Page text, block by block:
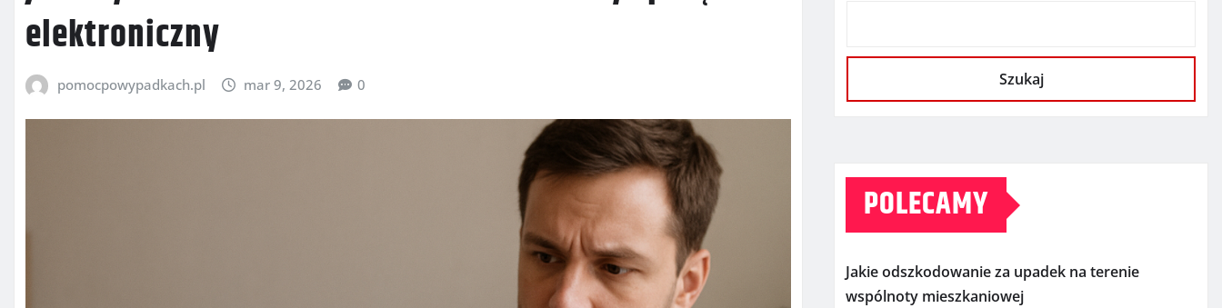
elektroniczny
pomocpowypadkach.pl mar 9, 2026 0 Szukaj
POLECAMY
Jakie odszkodowanie za upadek na terenie
wspólnoty mieszkaniowej